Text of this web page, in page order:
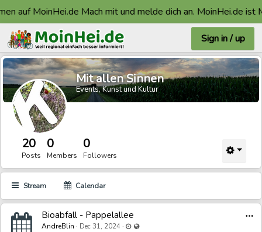
auf MoinHei.de Mach mit und melde dich an. MoinHei.de
Sign in / up
Mit allen Sinnen
Events, Kunst und Kultur
20
Posts
0
Members
0
Followers
Stream Calendar
Bioabfall - Pappelallee
AndreBlin · Dec 31, 2024 · Last updated Dec 31, 2024 - 11:02 PM